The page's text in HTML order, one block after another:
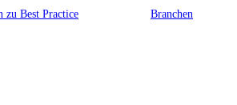
zu Best Practice Branchen